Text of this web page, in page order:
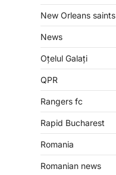
New Orleans saints
News
Oțelul Galați
QPR
Rangers fc
Rapid Bucharest
Romania
Romanian news